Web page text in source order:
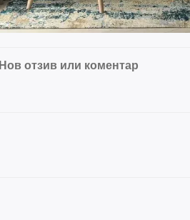
Нов отзив или коментар